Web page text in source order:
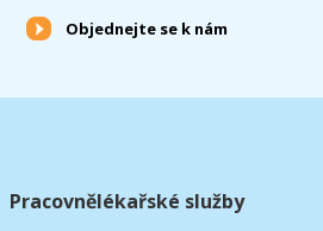
Objednejte se k nám
Pracovnělékařské služby